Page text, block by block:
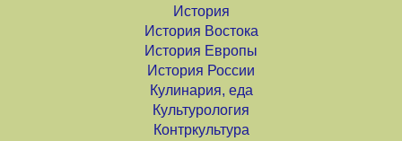
История
История Востока
История Европы
История России
Кулинария, еда
Культурология
Контркультура